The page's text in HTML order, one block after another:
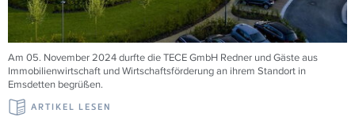
Am 05. November 2024 durfte die TECE GmbH Redner und Gäste aus
Immobilienwirtschaft und Wirtschaftsförderung an ihrem Standort in
Emsdetten begrüßen.
ARTIKEL LESEN